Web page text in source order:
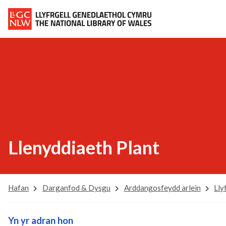
Llenyddiaeth Plant
Hafan Darganfod & Dysgu Arddangosfeydd arlein
Yn yr adran hon